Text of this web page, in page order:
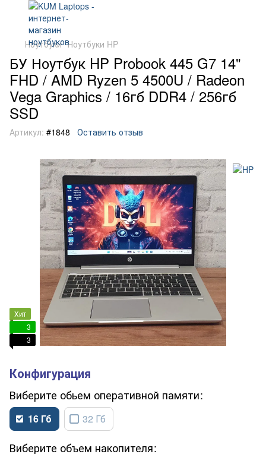
Ноутбуки Ноутбуки HP
БУ Ноутбук HP Probook 445 G7 14"
FHD / AMD Ryzen 5 4500U / Radeon
Vega Graphics / 16гб DDR4 / 256гб
SSD
Артикул: #1848 Оставить отзыв
Хит
3
3
обьем оперативной памяти
16 Гб 32 Гб
объем накопителя